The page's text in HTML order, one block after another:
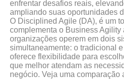
enfrentar desafios reais,
ampliando suas oportunidades
O Disciplined Agile (DA), é um
complementa o Business Agility
organizações operem em dois
simultaneamente: o tradicional
oferece flexibilidade para
que melhor atendam as
negócio. Veja uma comparação